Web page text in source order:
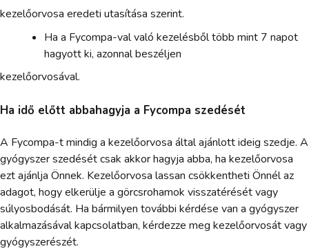
kezelőorvosa eredeti utasítása szerint.
Ha a Fycompa-val való kezelésből több mint 7 napot
hagyott ki, azonnal beszéljen
kezelőorvosával.
Ha idő előtt abbahagyja a Fycompa szedését
A Fycompa-t mindig a kezelőorvosa által ajánlott ideig szedje. A
gyógyszer szedését csak akkor hagyja abba, ha kezelőorvosa
ezt ajánlja Önnek. Kezelőorvosa lassan csökkentheti Önnél az
adagot, hogy elkerülje a görcsrohamok visszatérését vagy
súlyosbodását. Ha bármilyen további kérdése van a gyógyszer
alkalmazásával kapcsolatban, kérdezze meg kezelőorvosát vagy
gyógyszerészét.